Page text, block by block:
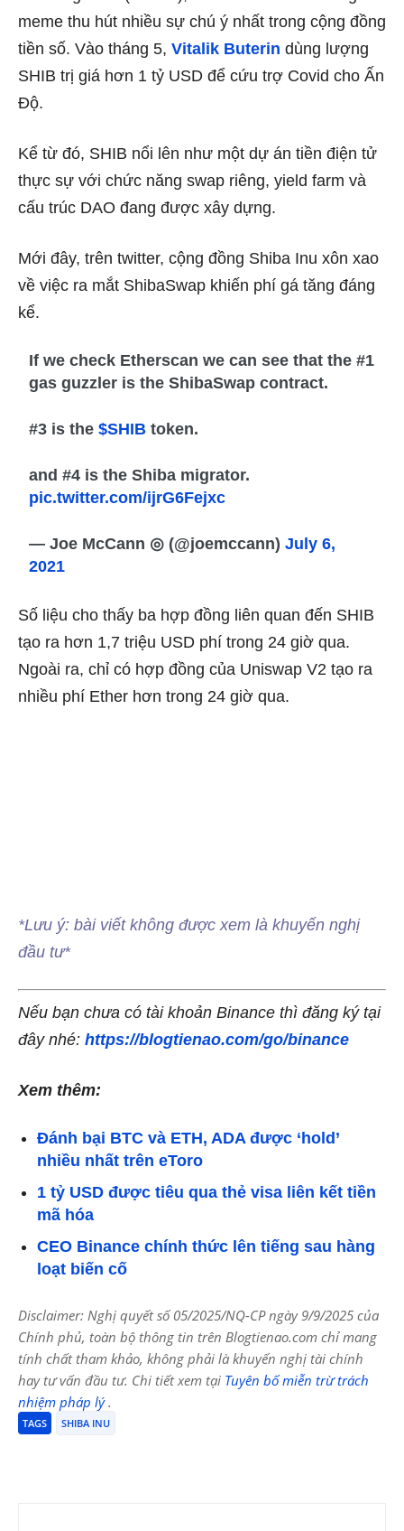
meme thu hút nhiều sự chú ý nhất trong cộng đồng
tiền số. Vào tháng 5, Vitalik Buterin dùng lượng
SHIB trị giá hơn 1 tỷ USD để cứu trợ Covid cho Ấn
Độ.
Kể từ đó, SHIB nổi lên như một dự án tiền điện tử
thực sự với chức năng swap riêng, yield farm và
cấu trúc DAO đang được xây dựng.
Mới đây, trên twitter, cộng đồng Shiba Inu xôn xao
về việc ra mắt ShibaSwap khiến phí gá tăng đáng
kể.
If we check Etherscan we can see that the #1
gas guzzler is the ShibaSwap contract.
#3 is the$SHIB token.
and #4 is the Shiba migrator.
pic.twitter.com/ijrG6Fejxc
— Joe McCann ◎ (@joemccann)July 6,
2021
Số liệu cho thấy ba hợp đồng liên quan đến SHIB
tạo ra hơn 1,7 triệu USD phí trong 24 giờ qua.
Ngoài ra, chỉ có hợp đồng của Uniswap V2 tạo ra
nhiều phí Ether hơn trong 24 giờ qua.
*Lưu ý: bài viết không được xem là khuyến nghị
đầu tư*
Nếu bạn chưa có tài khoản Binance thì đăng ký tại
đây nhé: https://blogtienao.com/go/binance
Xem thêm:
Đánh bại BTC và ETH, ADA được ‘hold’
nhiều nhất trên eToro
1 tỷ USD được tiêu qua thẻ visa liên kết tiền
mã hóa
CEO Binance chính thức lên tiếng sau hàng
loạt biến cố
Disclaimer: Nghị quyết số 05/2025/NQ-CP ngày 9/9/2025 của
Chính phủ, toàn bộ thông tin trên Blogtienao.com chỉ mang
tính chất tham khảo, không phải là khuyến nghị tài chính
hay tư vấn đầu tư. Chi tiết xem tại Tuyên bố miễn trừ trách
nhiệm pháp lý.
TAGS SHIBA INU